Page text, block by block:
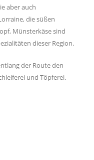
aber auch
die süßen
Münsterkäse sind
dieser Region.
der Route den
und Töpferei.